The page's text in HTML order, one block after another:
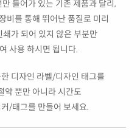
들어가 있는 기존 제품과 달리,
비를 통해 뛰어난 품질로 미리
가 되어 있지 않은 부분만
사용 하시면 됩니다.
디자인 라벨/디자인 태그를
약 뿐만 아니라 시간도
/태그를 만들어 보세요.